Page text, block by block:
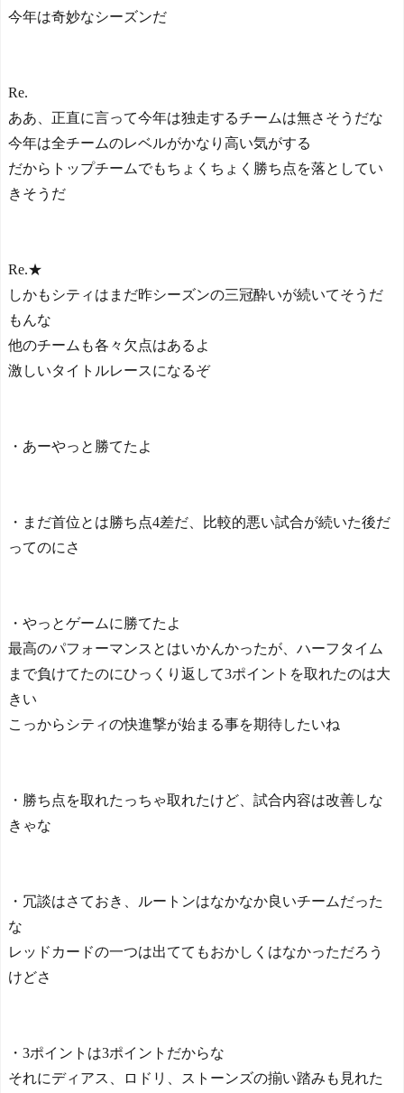
今年は奇妙なシーズンだ
Re.
ああ、正直に言って今年は独走するチームは無さそうだな
今年は全チームのレベルがかなり高い気がする
だからトップチームでもちょくちょく勝ち点を落としてい
きそうだ
Re.★
しかもシティはまだ昨シーズンの三冠酔いが続いてそうだ
もんな
他のチームも各々欠点はあるよ
激しいタイトルレースになるぞ
・あーやっと勝てたよ
・まだ首位とは勝ち点4差だ、比較的悪い試合が続いた後だ
ってのにさ
・やっとゲームに勝てたよ
最高のパフォーマンスとはいかんかったが、ハーフタイム
まで負けてたのにひっくり返して3ポイントを取れたのは大
きい
こっからシティの快進撃が始まる事を期待したいね
・勝ち点を取れたっちゃ取れたけど、試合内容は改善しな
きゃな
・冗談はさておき、ルートンはなかなか良いチームだった
な
レッドカードの一つは出ててもおかしくはなかっただろう
けどさ
・3ポイントは3ポイントだからな
それにディアス、ロドリ、ストーンズの揃い踏みも見れた